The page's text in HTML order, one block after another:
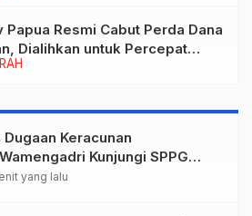
Papua Resmi Cabut Perda Dana
Dialihkan untuk Percepat
dan Layanan Publik
Dugaan Keracunan
Kunjungi SPPG
KIS Papua, Ini yang
yang lalu